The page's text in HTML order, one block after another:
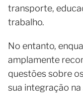
transporte,
trabalho.
No entanto,
amplamente
questões sobre
sua integração